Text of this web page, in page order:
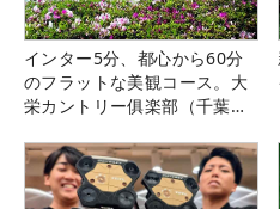
インター5分、都心から60分
のフラットな美観コース。大
栄カントリー俱楽部（千葉